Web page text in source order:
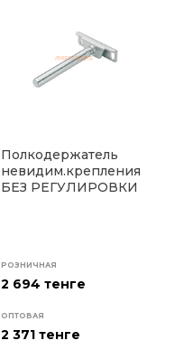
Полкодержатель
невидим.крепления
БЕЗ РЕГУЛИРОВКИ
РОЗНИЧНАЯ
2 694 тенге
ОПТОВАЯ
2 371 тенге